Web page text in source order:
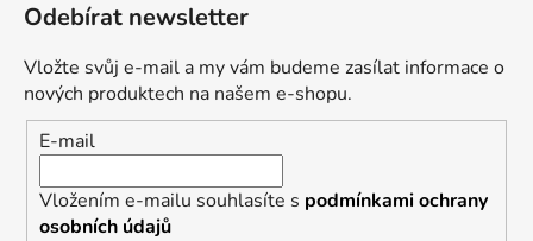
Odebírat newsletter
Vložte svůj e-mail a my vám budeme zasílat informace o
nových produktech na našem e-shopu.
E-mail
Vložením e-mailu souhlasíte s podmínkami ochrany
osobních údajů